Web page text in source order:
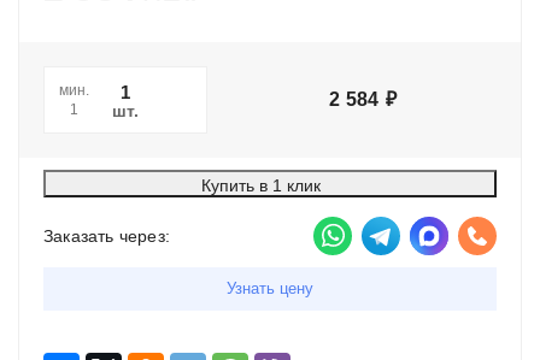
мин.
1
шт.
2 584 ₽
Купить в 1 клик
Заказать через:
Узнать цену